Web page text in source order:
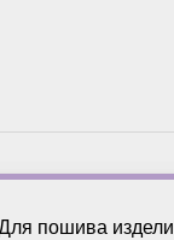
пошива